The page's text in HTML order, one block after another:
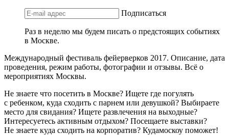
Подписаться
Раз в неделю мы будем писать о предстоящих событиях
в Москве.
Международный фестиваль фейерверков 2017. Описание, дата
проведения, режим работы, фотографии и отзывы. Всё о
мероприятиях Москвы.
Не знаете что посетить в Москве? Ищете где погулять
с ребенком, куда сходить с парнем или девушкой? Выбираете
место для свидания? Ищете развлечения на выходные?
Интересуетесь активным отдыхом? Посещаете выставки?
Не знаете куда сходить на корпоратив? Кудамоскоу поможет!